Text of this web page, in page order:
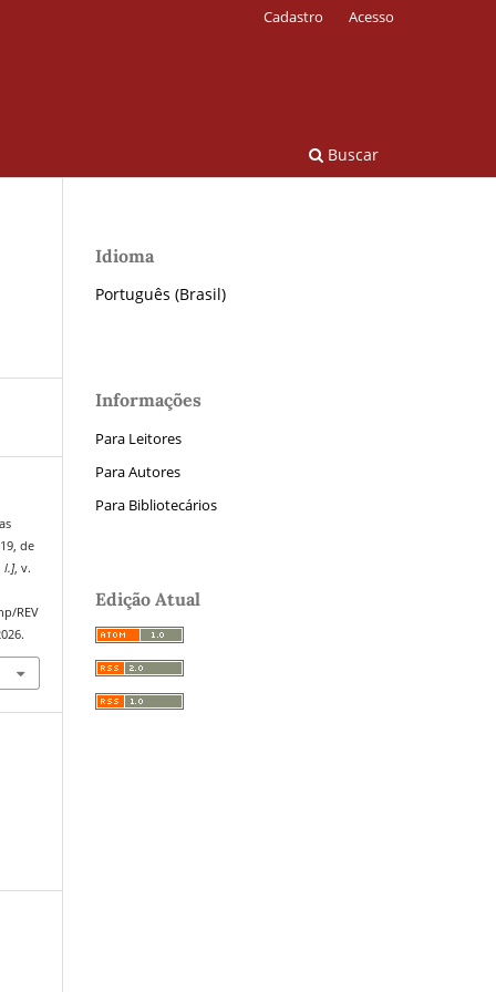
Buscar
Cadastro Acesso
de
l.], v.
REV
Idioma
Português (Brasil)
Informações
Para Leitores
Para Autores
Para Bibliotecários
Edição Atual